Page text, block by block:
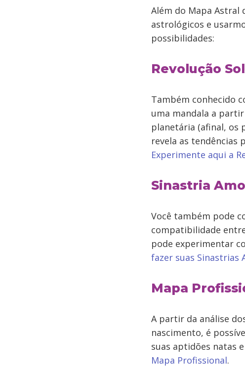
Além do Mapa Astral
astrológicos e
possibilidades:
Revolução
Também conhecido
uma mandala a
planetária (afinal, os
revela as tendências
Experimente aqui a
Sinastria
Você também pode
compatibilidade
pode experimentar
fazer suas Sinastrias
Mapa
A partir da análise
nascimento, é
suas aptidões natas
Mapa Profissional.